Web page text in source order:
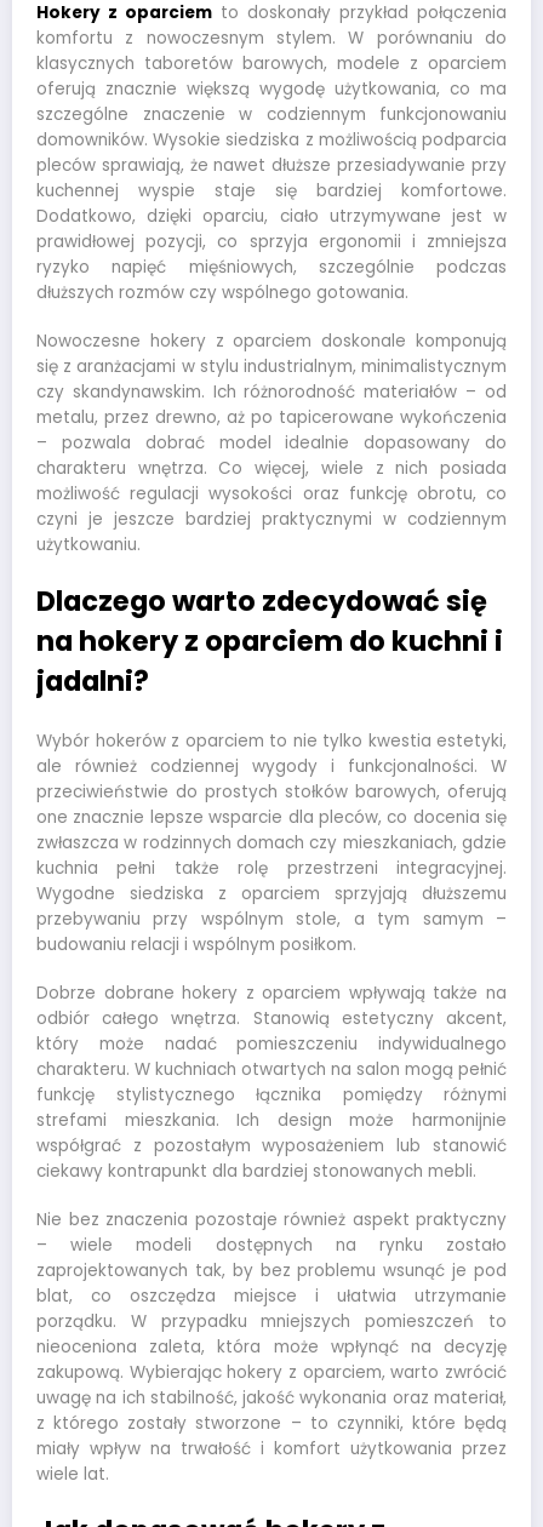
Hokery z oparciem to doskonały przykład połączenia
komfortu z nowoczesnym stylem. W porównaniu do
klasycznych taboretów barowych, modele z oparciem
oferują znacznie większą wygodę użytkowania, co ma
szczególne znaczenie w codziennym funkcjonowaniu
domowników. Wysokie siedziska z możliwością podparcia
pleców sprawiają, że nawet dłuższe przesiadywanie przy
kuchennej wyspie staje się bardziej komfortowe.
Dodatkowo, dzięki oparciu, ciało utrzymywane jest w
prawidłowej pozycji, co sprzyja ergonomii i zmniejsza
ryzyko napięć mięśniowych, szczególnie podczas
dłuższych rozmów czy wspólnego gotowania.
Nowoczesne hokery z oparciem doskonale komponują
się z aranżacjami w stylu industrialnym, minimalistycznym
czy skandynawskim. Ich różnorodność materiałów – od
metalu, przez drewno, aż po tapicerowane wykończenia
– pozwala dobrać model idealnie dopasowany do
charakteru wnętrza. Co więcej, wiele z nich posiada
możliwość regulacji wysokości oraz funkcję obrotu, co
czyni je jeszcze bardziej praktycznymi w codziennym
użytkowaniu.
Dlaczego warto zdecydować się
na hokery z oparciem do kuchni i
jadalni?
Wybór hokerów z oparciem to nie tylko kwestia estetyki,
ale również codziennej wygody i funkcjonalności. W
przeciwieństwie do prostych stołków barowych, oferują
one znacznie lepsze wsparcie dla pleców, co docenia się
zwłaszcza w rodzinnych domach czy mieszkaniach, gdzie
kuchnia pełni także rolę przestrzeni integracyjnej.
Wygodne siedziska z oparciem sprzyjają dłuższemu
przebywaniu przy wspólnym stole, a tym samym –
budowaniu relacji i wspólnym posiłkom.
Dobrze dobrane hokery z oparciem wpływają także na
odbiór całego wnętrza. Stanowią estetyczny akcent,
który może nadać pomieszczeniu indywidualnego
charakteru. W kuchniach otwartych na salon mogą pełnić
funkcję stylistycznego łącznika pomiędzy różnymi
strefami mieszkania. Ich design może harmonijnie
współgrać z pozostałym wyposażeniem lub stanowić
ciekawy kontrapunkt dla bardziej stonowanych mebli.
Nie bez znaczenia pozostaje również aspekt praktyczny
– wiele modeli dostępnych na rynku zostało
zaprojektowanych tak, by bez problemu wsunąć je pod
blat, co oszczędza miejsce i ułatwia utrzymanie
porządku. W przypadku mniejszych pomieszczeń to
nieoceniona zaleta, która może wpłynąć na decyzję
zakupową. Wybierając hokery z oparciem, warto zwrócić
uwagę na ich stabilność, jakość wykonania oraz materiał,
z którego zostały stworzone – to czynniki, które będą
miały wpływ na trwałość i komfort użytkowania przez
wiele lat.